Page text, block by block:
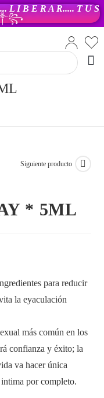
L I B E R A R..... T U S
Siguiente producto
* 5ML
para reducir
la eyaculación
más común en los
confianza y éxito; la
va hacer única
por completo.